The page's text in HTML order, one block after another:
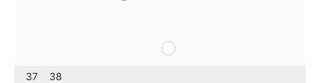
weiß
37 38